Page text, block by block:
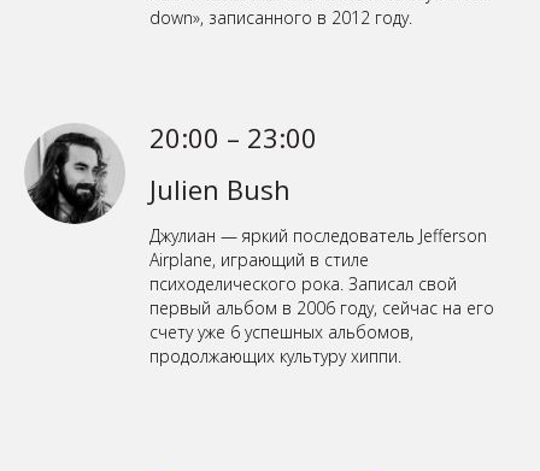
down», записанного в 2012 году.
20:00 – 23:00
Julien Bush
Джулиан — яркий последователь Jefferson
Airplane, играющий в стиле
психоделического рока. Записал свой
первый альбом в 2006 году, сейчас на его
счету уже 6 успешных альбомов,
продолжающих культуру хиппи.